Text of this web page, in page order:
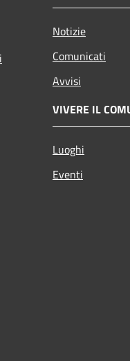
Notizie
Comunicati
Avvisi
VIVERE IL
Luoghi
Eventi